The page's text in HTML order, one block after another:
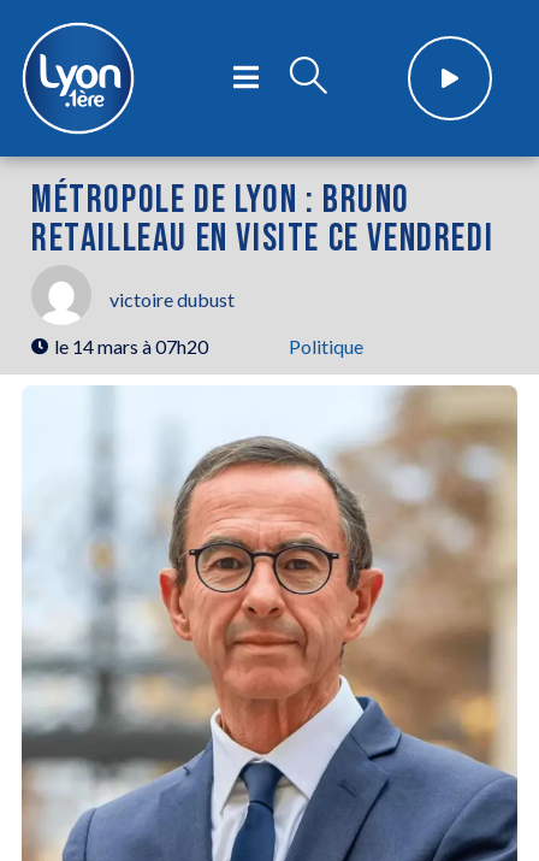
MÉTROPOLE DE LYON : BRUNO
RETAILLEAU EN VISITE CE VENDREDI
victoire dubust
le 14 mars à 07h20 Politique